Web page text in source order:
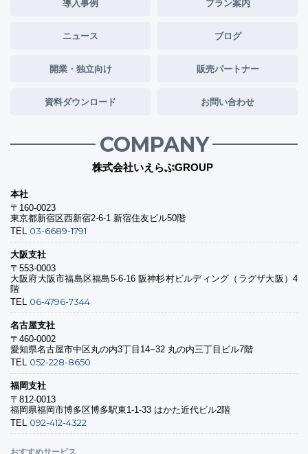
導入事例 プラン案内
ニュース ブログ
開業・独立向け 販売パートナー
資料ダウンロード お問い合わせ
COMPANY
株式会社いえらぶGROUP
本社
〒160-0023
東京都新宿区西新宿2-6-1 新宿住友ビル50階
TEL 03-6689-1791
大阪支社
〒553-0003
大阪府大阪市福島区福島5-6-16 阪神杉村ビルディング（ラグザ大阪）4
階
TEL 06-4796-7344
名古屋支社
〒460-0002
愛知県名古屋市中区丸の内3丁目14−32 丸の内三丁目ビル7階
TEL 052-228-8650
福岡支社
〒812-0013
福岡県福岡市博多区博多駅東1-1-33 はかた近代ビル2階
TEL 092-412-4322
おすすめサービス